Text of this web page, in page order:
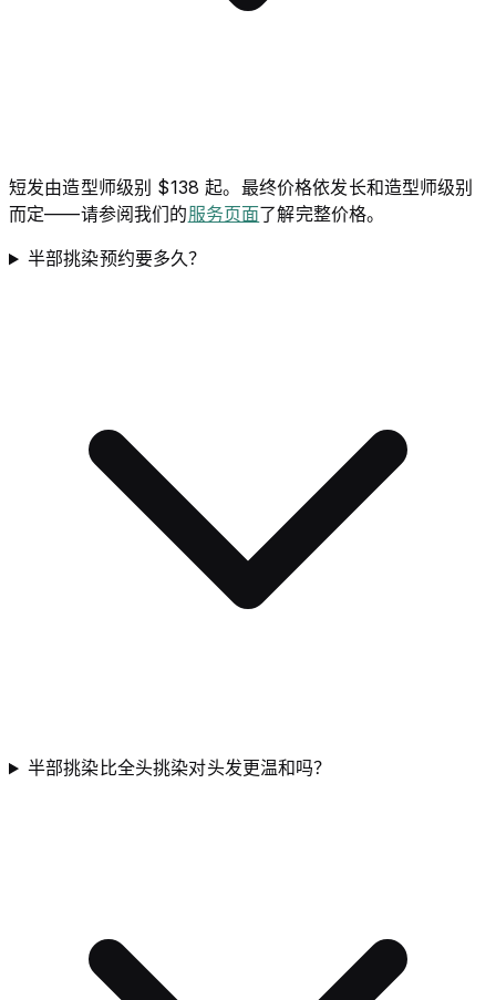
短发由造型师级别 $138 起。最终价格依发长和造型师级别
而定——请参阅我们的服务页面了解完整价格。
半部挑染预约要多久？
半部挑染比全头挑染对头发更温和吗？